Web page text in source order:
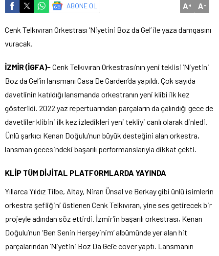
ABONE OL A+ A-
Cenk Telkıvıran Orkestrası ‘Niyetini Boz da Gel’ ile yaza damgasını
vuracak.
İZMİR (İGFA)- Cenk Telkıvıran Orkestrası’nın yeni teklisi ‘Niyetini
Boz da Gel’in lansmanı Casa De Garden’da yapıldı. Çok sayıda
davetlinin katıldığı lansmanda orkestranın yeni klibi ilk kez
gösterildi. 2022 yaz repertuarından parçaların da çalındığı gece de
davetliler klibini ilk kez izledikleri yeni tekliyi canlı olarak dinledi.
Ünlü şarkıcı Kenan Doğulu’nun büyük desteğini alan orkestra,
lansman gecesindeki başarılı performanslarıyla dikkat çekti.
KLİP TÜM DİJİTAL PLATFORMLARDA YAYINDA
Yıllarca Yıldız Tilbe, Altay, Niran Ünsal ve Berkay gibi ünlü isimlerin
orkestra şefliğini üstlenen Cenk Telkıvıran, yine ses getirecek bir
projeyle adından söz ettirdi. İzmir’in başarılı orkestrası, Kenan
Doğulu’nun ‘Ben Senin Herşeyinim’ albümünde yer alan hit
parçalarından ‘Niyetini Boz Da Gel’e cover yaptı. Lansmanın